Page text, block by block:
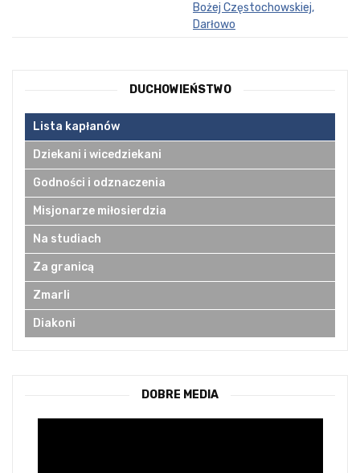
Bożej Częstochowskiej,
Darłowo
DUCHOWIEŃSTWO
Lista kapłanów
Dziekani i wicedziekani
Godności i odznaczenia
Misjonarze miłosierdzia
Na studiach
Za granicą
Zmarli
Diakoni
DOBRE MEDIA